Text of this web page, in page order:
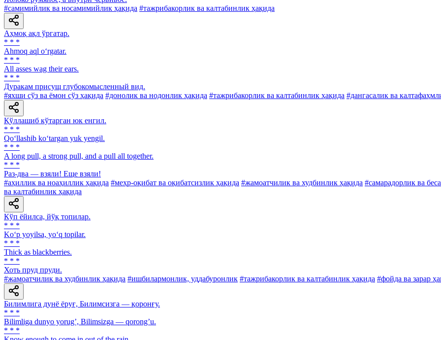
#самимийлик ва носамимийлик ҳақида #тажрибакорлик ва калтабинлик ҳақида
Аҳмоқ ақл ўргатар.
* * *
Ahmoq aql o‘rgatar.
* * *
All asses wag their ears.
* * *
Дуракам присущ глубокомысленный вид.
#яхши сўз ва ёмон сўз ҳақида #донолик ва нодонлик ҳақида #тажрибакорлик ва калтабинлик ҳақида #дангасалик ва
Қўллашиб кўтарган юк енгил.
* * *
Qo‘llashib ko‘targan yuk yengil.
* * *
A long pull, a strong pull, and a pull all together.
* * *
Раз-два — взяли! Еще взяли!
#аҳиллик ва ноаҳиллик ҳақида #меҳр-оқибат ва оқибатсизлик ҳақида #жамоатчилик ва худбинлик ҳақида #самарадорлик ва
ва калтабинлик ҳақида
Кўп ёйилса, йўқ топилар.
* * *
Ko‘p yoyilsa, yo‘q topilar.
* * *
Thick as blackberries.
* * *
Хоть пруд пруди.
#жамоатчилик ва худбинлик ҳақида #ишбилармонлик, уддабуронлик #тажрибакорлик ва калтабинлик ҳақида #фойда ва зарар
Билимлига дунё ёруғ, Билимсизга — қоронғу.
* * *
Bilimliga dunyo yorugʼ, Bilimsizga — qorongʼu.
* * *